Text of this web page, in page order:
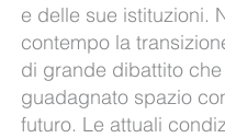
e delle sue istituzioni.
contempo la
di grande dibattito
guadagnato spazio
futuro. Le attuali